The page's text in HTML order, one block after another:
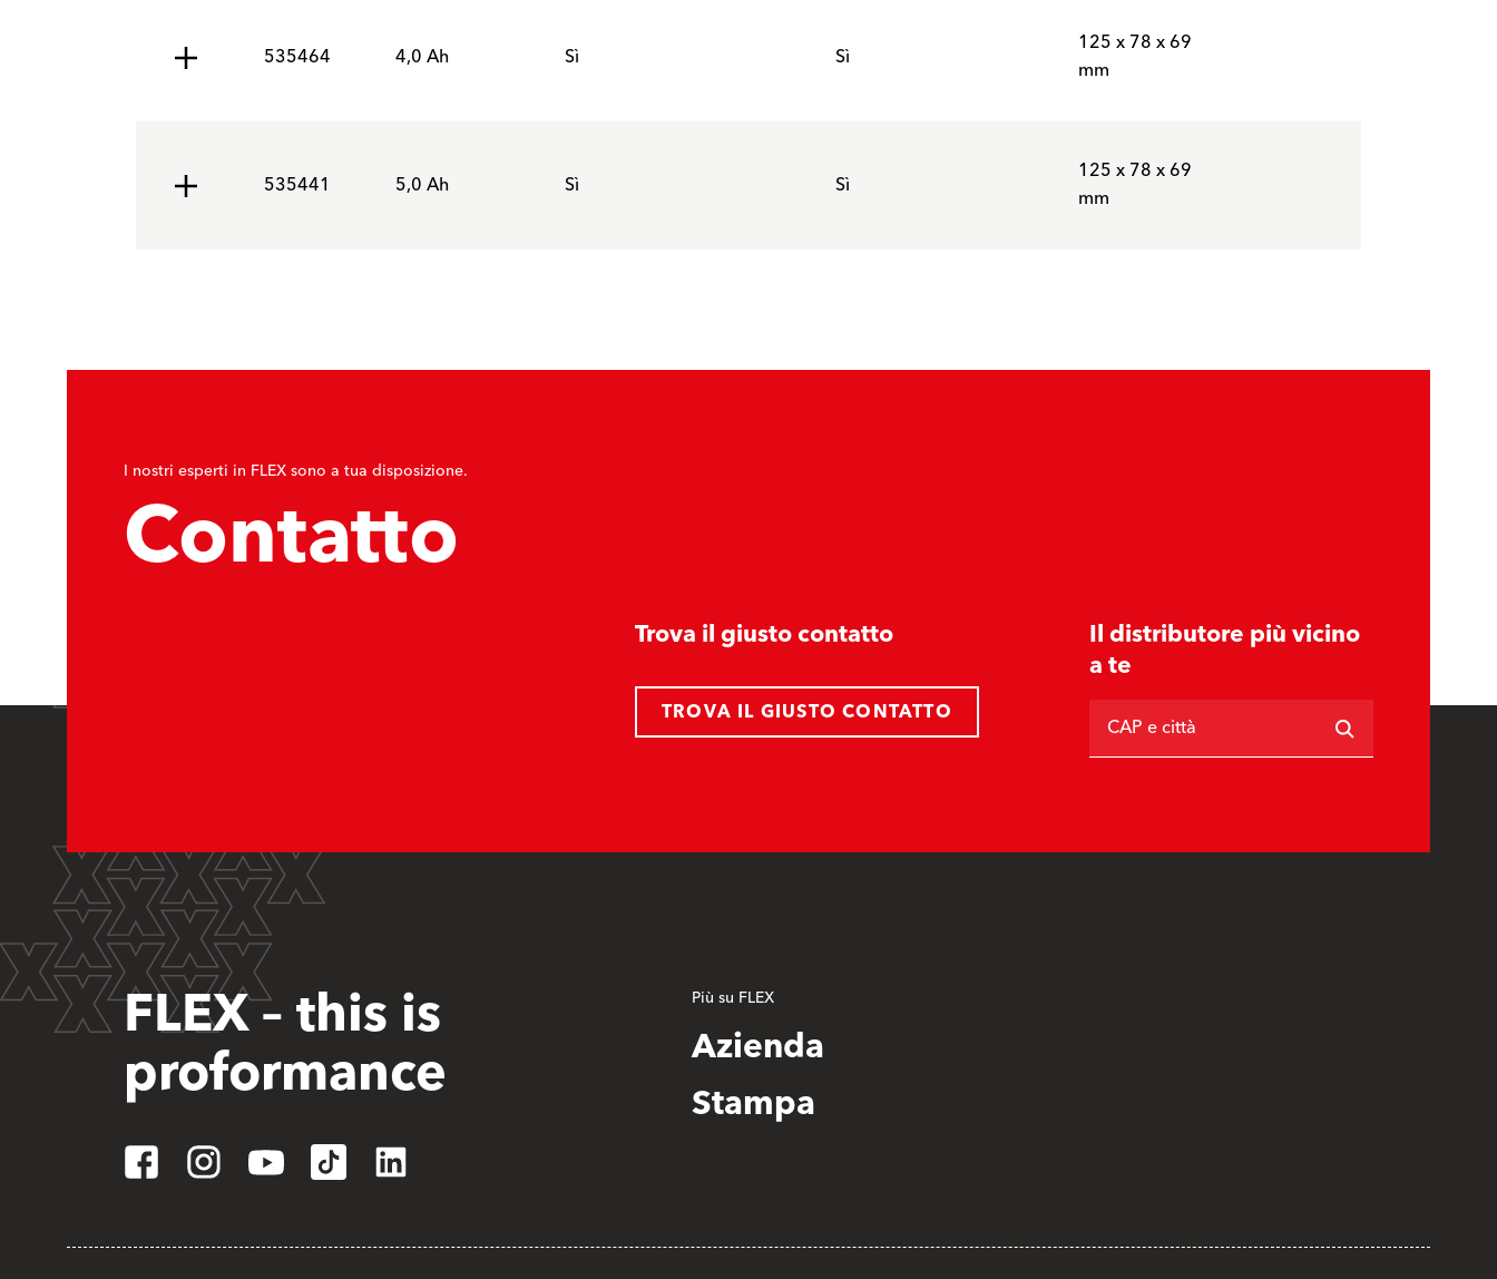
535464 4,0 Ah Sì Sì
125 x 78 x 69
mm
535441 5,0 Ah Sì Sì
125 x 78 x 69
mm
I nostri esperti in FLEX sono a tua disposizione.
Contatto
Trova il giusto contatto
TROVA IL GIUSTO CONTATTO
Il distributore più vicino
a te
CAP e città
FLEX – this is
proformance
Più su FLEX
Azienda
Stampa